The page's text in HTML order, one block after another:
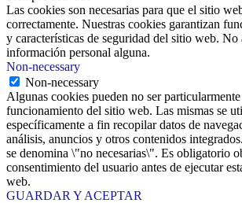
Las cookies son necesarias para que el sitio
correctamente. Nuestras cookies garantizan
y características de seguridad del sitio web. No
información personal alguna.
Non-necessary
Non-necessary
Algunas cookies pueden no ser particularmente
funcionamiento del sitio web. Las mismas se
específicamente a fin recopilar datos de
análisis, anuncios y otros contenidos
se denomina \"no necesarias\". Es obligatorio
consentimiento del usuario antes de ejecutar
web.
GUARDAR Y ACEPTAR